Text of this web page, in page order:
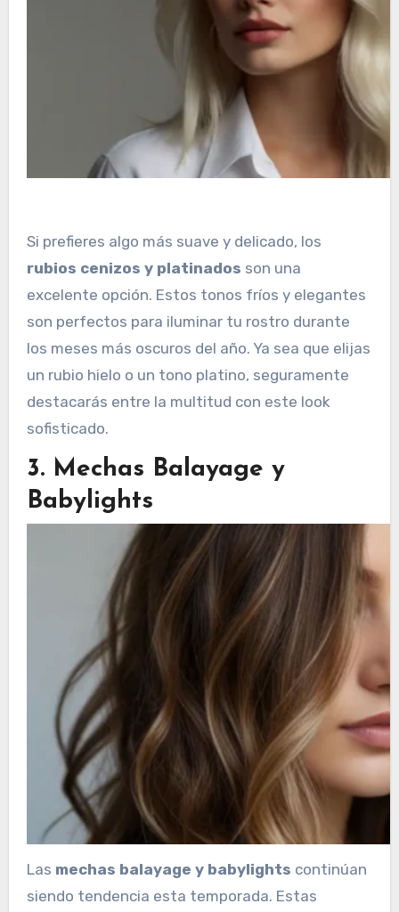
Si prefieres algo más suave y delicado, los
rubios cenizos y platinados son una
excelente opción. Estos tonos fríos y elegantes
son perfectos para iluminar tu rostro durante
los meses más oscuros del año. Ya sea que elijas
un rubio hielo o un tono platino, seguramente
destacarás entre la multitud con este look
sofisticado.
3. Mechas Balayage y
Babylights
Las mechas balayage y babylights continúan
siendo tendencia esta temporada. Estas